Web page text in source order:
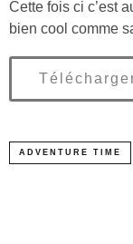
Cette fois ci c’est
bien cool comme
ADVENTURE TIME